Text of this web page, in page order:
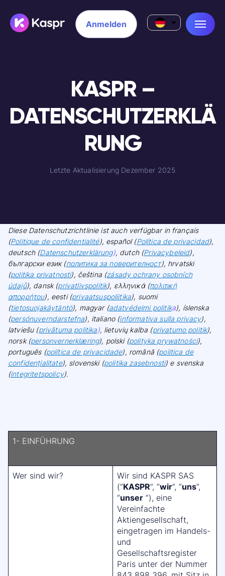
Anmelden
KASPR –
DATENSCHUTZERKLÄ
RUNG
Letzte Aktualisierung Dezember 2025
Diese Datenschutzrichtlinie ist auch verfügbar in français
(Politique de confidentialité), español (Política de privacidad),
deutsch (Datenschutzerklärung), dutch (Privacybeleid),
български език (политика за поверителност), hrvatski
(politika privatnosti), čeština (zásady ochrany osobních
údajů), dansk (privatlivspolitik), ελληνικά (πολιτική
απορρήτου), eesti (privaatsuspoliitika), suomi
(tietosuojakäytäntö), magyar (adatvédelmi politika), íslenska
(persónuverndarstefna), italiano (informativa sulla privacy),
latviešu (privātuma politika), lietuvių kalba (privatumo politik),
norsk (personvernerklæring), polski (polityka prywatności),
português (política de privacidade), română (politica de
confidențialitate), slovenski (politika zasebnosti) e svenska
(integritetspolicy).
1- EINFÜHRUNG
Wer sind wir?
Wir sind KASPR SAS
(“KASPR”, “wir”, “uns”,
“unser ”), eine
Vereinfachte
Aktiengesellschaft,
eingetragen im Handels-
und
Gesellschaftsregister
Paris unter der Nummer